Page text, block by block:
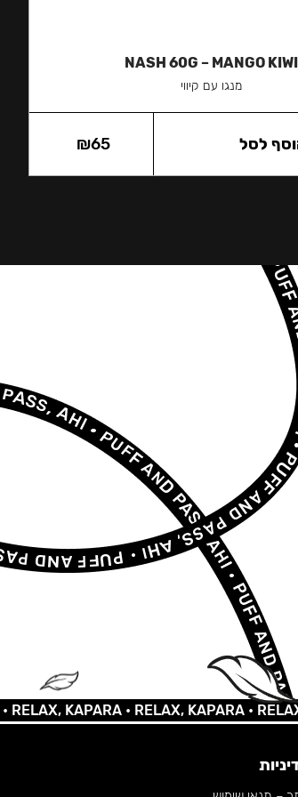
NASH 60G – MANGO KIWI
מנגו עם קיווי
₪65 לסל
KAPARA •RELAX, KAPARA •RELAX,